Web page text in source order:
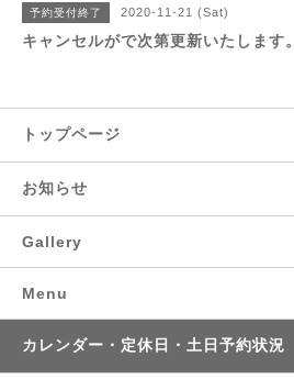
予約受付終了 2020-11-21 (Sat)
キャンセルがで次第更新いたします。
トップページ
お知らせ
Gallery
Menu
カレンダー・定休日・土日予約状況